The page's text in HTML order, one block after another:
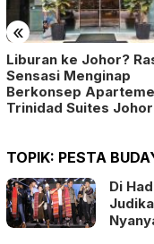
«
Liburan ke Johor?
Sensasi Menginap
Berkonsep
Trinidad Suites Johor
TOPIK: PESTA
Di